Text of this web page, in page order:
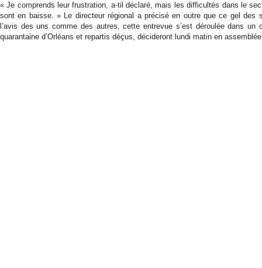
« Je comprends leur frustration, a-til déclaré, mais les difficultés dans le
sont en baisse. » Le directeur régional a précisé en outre que ce gel des
l’avis des uns comme des autres, cette entrevue s’est déroulée dans
quarantaine d’Orléans et repartis déçus, décideront lundi matin en